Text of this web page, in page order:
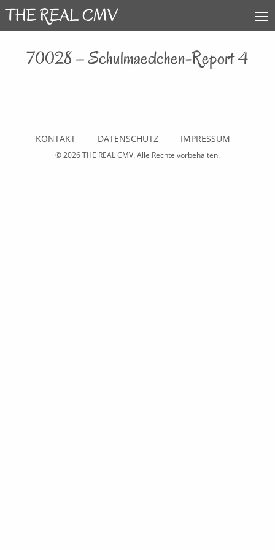
70028 – Schulmaedchen-Report 4
KONTAKT DATENSCHUTZ IMPRESSUM
© 2026THE REAL CMV. Alle Rechte vorbehalten.